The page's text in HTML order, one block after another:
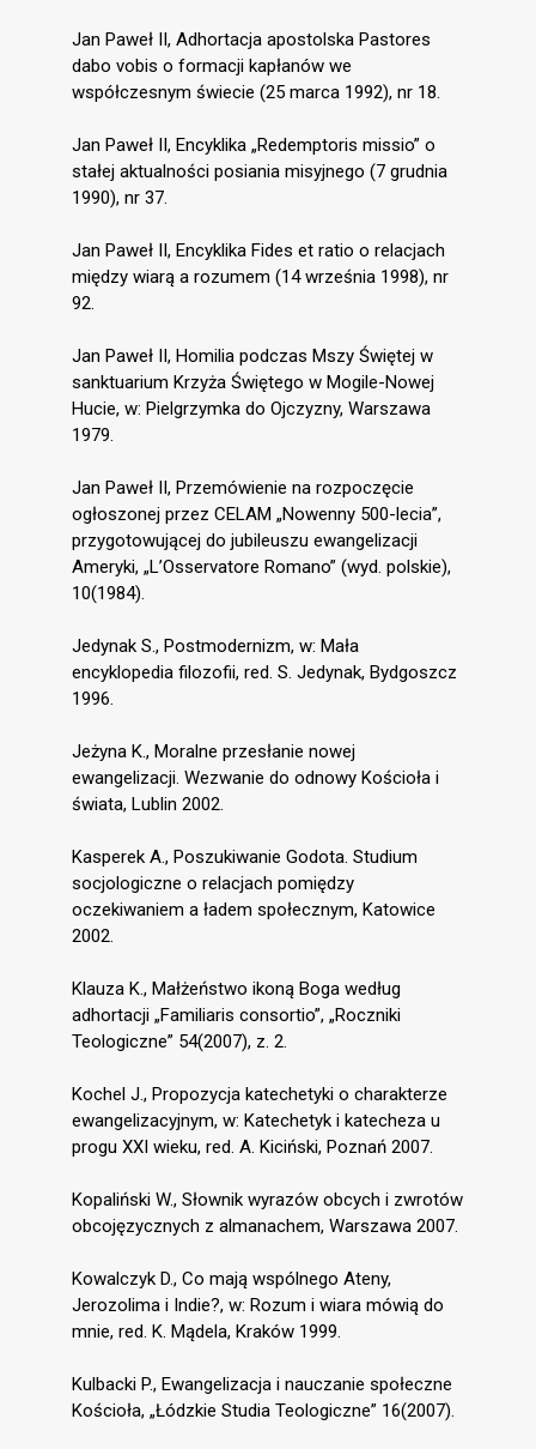
Jan Paweł II, Adhortacja apostolska Pastores
dabo vobis o formacji kapłanów we
współczesnym świecie (25 marca 1992), nr 18.
Jan Paweł II, Encyklika „Redemptoris missio” o
stałej aktualności posiania misyjnego (7 grudnia
1990), nr 37.
Jan Paweł II, Encyklika Fides et ratio o relacjach
między wiarą a rozumem (14 września 1998), nr
92.
Jan Paweł II, Homilia podczas Mszy Świętej w
sanktuarium Krzyża Świętego w Mogile-Nowej
Hucie, w: Pielgrzymka do Ojczyzny, Warszawa
1979.
Jan Paweł II, Przemówienie na rozpoczęcie
ogłoszonej przez CELAM „Nowenny 500-lecia”,
przygotowującej do jubileuszu ewangelizacji
Ameryki, „L’Osservatore Romano” (wyd. polskie),
10(1984).
Jedynak S., Postmodernizm, w: Mała
encyklopedia filozofii, red. S. Jedynak, Bydgoszcz
1996.
Jeżyna K., Moralne przesłanie nowej
ewangelizacji. Wezwanie do odnowy Kościoła i
świata, Lublin 2002.
Kasperek A., Poszukiwanie Godota. Studium
socjologiczne o relacjach pomiędzy
oczekiwaniem a ładem społecznym, Katowice
2002.
Klauza K., Małżeństwo ikoną Boga według
adhortacji „Familiaris consortio”, „Roczniki
Teologiczne” 54(2007), z. 2.
Kochel J., Propozycja katechetyki o charakterze
ewangelizacyjnym, w: Katechetyk i katecheza u
progu XXI wieku, red. A. Kiciński, Poznań 2007.
Kopaliński W., Słownik wyrazów obcych i zwrotów
obcojęzycznych z almanachem, Warszawa 2007.
Kowalczyk D., Co mają wspólnego Ateny,
Jerozolima i Indie?, w: Rozum i wiara mówią do
mnie, red. K. Mądela, Kraków 1999.
Kulbacki P., Ewangelizacja i nauczanie społeczne
Kościoła, „Łódzkie Studia Teologiczne” 16(2007).